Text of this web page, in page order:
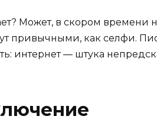
Может, в скором времени
привычными, как селфи.
интернет — штука